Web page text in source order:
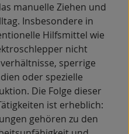
manuelle Ziehen und
Insbesondere in
Hilfsmittel wie
nicht
sperrige
oder spezielle
Die Folge dieser
ist erheblich:
gehören zu den